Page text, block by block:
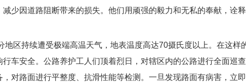
少因道路阻断带来的损失。他们用顽强的毅力和无私的奉献，诠
区持续遭受极端高温天气，地表温度高达70摄氏度以上。在这样
车安全。公路养护工人们顶着烈日，对辖区内的公路进行全面巡
对路面进行平整度、抗滑性能等检测。一旦发现路面有病害，立